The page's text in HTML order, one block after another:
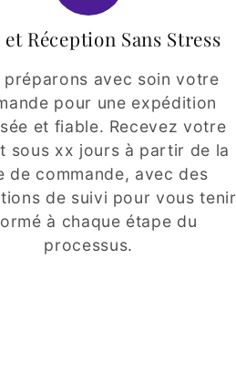
Réception Sans Stress
préparons avec soin votre
pour une expédition
et fiable. Recevez votre
sous xx jours à partir de la
de commande, avec des
de suivi pour vous tenir
à chaque étape du
processus.